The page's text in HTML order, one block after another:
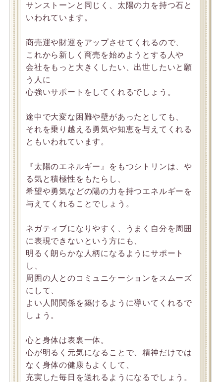
サンストーンと同じく、太陽の力を持つ石と
いわれています。
商売運や財運をアップさせてくれるので、
これから新しく商売を始めようとする人や
会社をもっと大きくしたい、出世したいと願
う人に
心強いサポートをしてくれるでしょう。
途中で大変な困難や壁があったとしても、
それを乗り越える勇気や知恵を与えてくれる
ともいわれています。
『太陽のエネルギー』をもつシトリンは、や
る気と積極性をもたらし、
希望や勇気などの陽の力を持つエネルギーを
与えてくれることでしょう。
ネガティブになりやすく、うまく自分を周囲
に表現できないという方にも、
明るく朗らかな人柄になるようにサポート
し、
周囲の人とのコミュニケーションをスムーズ
にして、
よい人間関係を築けるように導いてくれるで
しょう。
心と身体は表裏一体。
心が明るく元気になることで、精神だけでは
なく身体の健康もよくして、
充実した毎日を送れるようになるでしょう。